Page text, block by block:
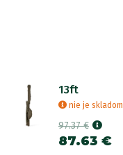
13ft
nie je skladom
97.37 €
87.63 €